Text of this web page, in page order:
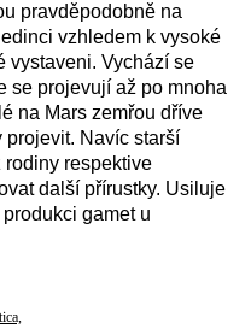
pravděpodobně na
vzhledem k vysoké
vystaveni. Vychází se
se projevují až po mnoha
na Mars zemřou dříve
projevit. Navíc starší
rodiny respektive
další přírustky. Usiluje
gamet u